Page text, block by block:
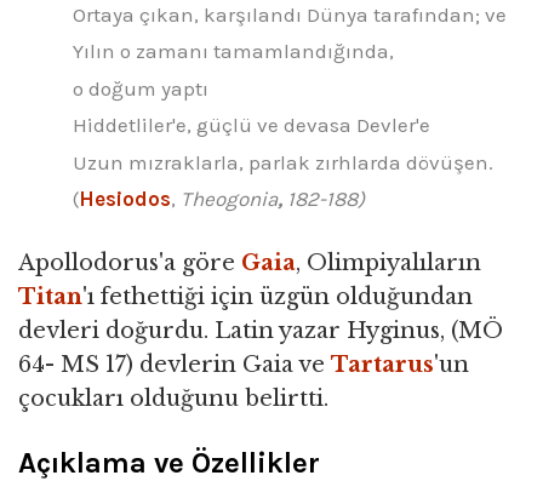
Ortaya çıkan, karşılandı Dünya tarafından; ve
Yılın o zamanı tamamlandığında,
o doğum yaptı
Hiddetliler'e, güçlü ve devasa Devler'e
Uzun mızraklarla, parlak zırhlarda dövüşen.
(Hesiodos, Theogonia, 182-188)
Apollodorus'a göre Gaia, Olimpiyalıların
Titan'ı fethettiği için üzgün olduğundan
devleri doğurdu. Latin yazar Hyginus, (MÖ
64- MS 17) devlerin Gaia ve Tartarus'un
çocukları olduğunu belirtti.
Açıklama ve Özellikler